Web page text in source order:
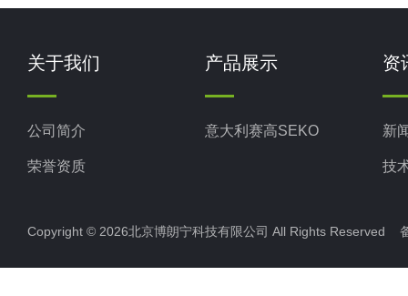
关于我们
公司简介
荣誉资质
产品展示
意大利赛高SEKO
资
新
技
Copyright © 2026北京博朗宁科技有限公司 All Rights Reserved